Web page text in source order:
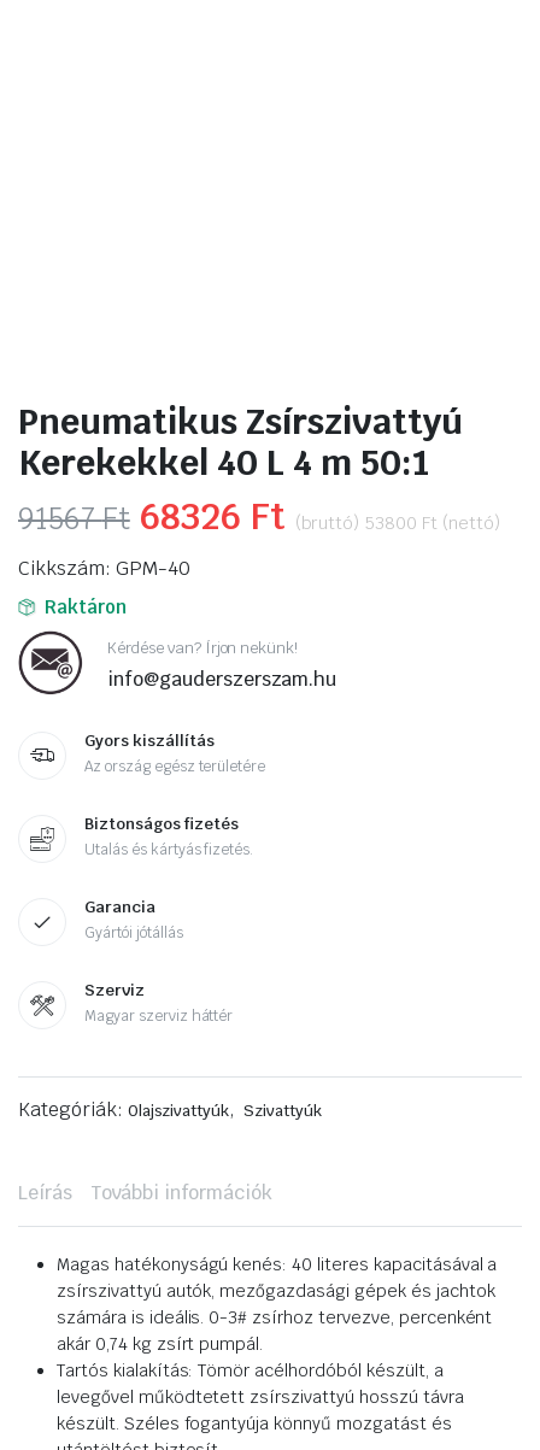
Pneumatikus Zsírszivattyú
Kerekekkel 40 L 4 m 50:1
91567Ft Original
price
91567 Ft.
68326 Ft Current
68326 Ft.
(bruttó) 53800 Ft (nettó)
Cikkszám: GPM-40
Raktáron
Kérdése van? Írjon nekünk!
info@gauderszerszam.hu
Gyors kiszállítás
Az ország egész területére
Biztonságos fizetés
Utalás és kártyás fizetés.
Garancia
Gyártói jótállás
Szerviz
Magyar szerviz háttér
Kategóriák: Olajszivattyúk, Szivattyúk
Leírás További információk
Magas hatékonyságú kenés: 40 literes kapacitásával a
zsírszivattyú autók, mezőgazdasági gépek és jachtok
számára is ideális. 0-3# zsírhoz tervezve, percenként
akár 0,74 kg zsírt pumpál.
Tartós kialakítás: Tömör acélhordóból készült, a
levegővel működtetett zsírszivattyú hosszú távra
készült. Széles fogantyúja könnyű mozgatást és